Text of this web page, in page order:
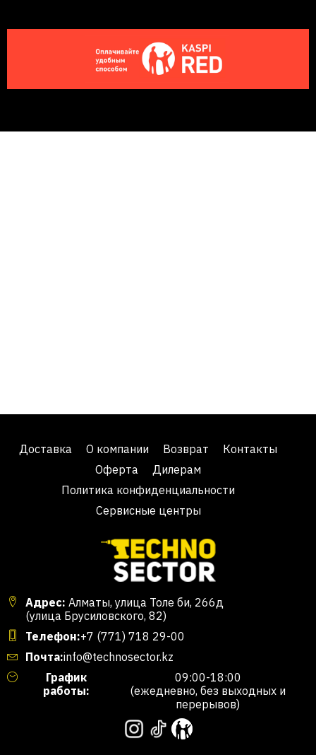
Доставка О компании Возврат
Контакты
Оферта
Дилерам
Политика конфиденциальности
Сервисные центры
Адрес: Алматы, улица Толе би, 266д
(улица Брусиловского, 82)
Телефон:+7 (771) 718 29-00
Почта:info@technosector.kz
График
работы:
09:00-18:00
(ежедневно, без выходных и
перерывов)